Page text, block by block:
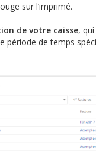
sur l’imprimé.
de votre caisse,
période de temps